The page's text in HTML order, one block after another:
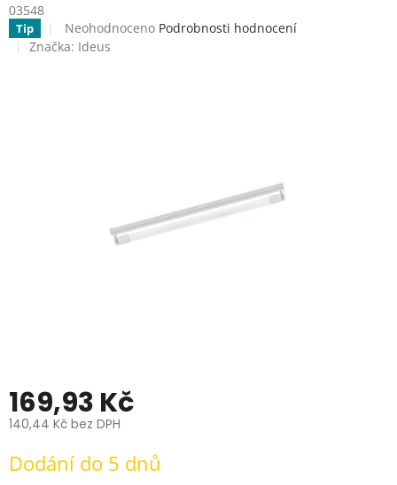
03548
Tip
Průměrné
hodnocení
Neohodnoceno Podrobnosti hodnocení
Značka: Ideus
169,93 Kč
140,44 Kč bez DPH
cena:
Dodání do 5 dnů